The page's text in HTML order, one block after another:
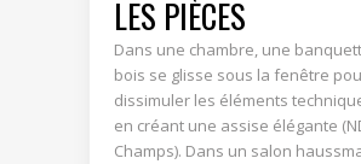
LES PIÈCES
Dans une chambre, une
bois se glisse sous la fenêtre
dissimuler les éléments
en créant une assise élégante
Champs). Dans un salon